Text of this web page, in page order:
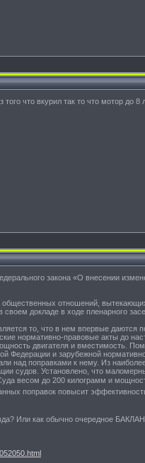
что вкурил так то что мотор до
закона «О внесении
общественных отношений,
докладе в ходе пленарного
то, что в нем впервые даются
нормативно-правовые акты до
двигателя и вместимость.
Федерации и зарубежной
над поправками к нему. Из
судов. Установлено, что
весом до 200 килограмм и
поправок повысит
Или как обычно очередное